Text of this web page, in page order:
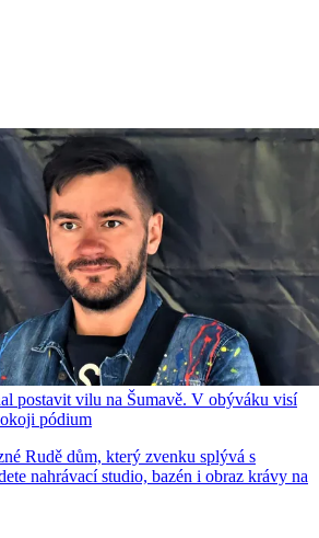
postavit vilu na Šumavě. V obýváku visí
pódium
Rudě dům, který zvenku splývá s
nahrávací studio, bazén i obraz krávy na